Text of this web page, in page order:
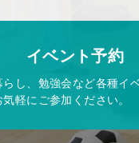
イベント予約
し、勉強会など各種イ
軽にご参加ください。